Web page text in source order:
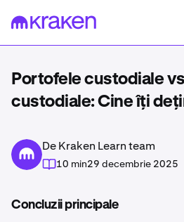
Portofele custodiale
custodiale: Cine îți
De Kraken Learn team
10 min29 decembrie 2025
Concluzii principale